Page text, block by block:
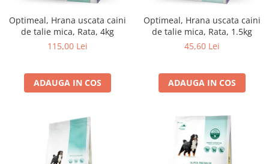
Optimeal, Hrana uscata caini
de talie mica, Rata, 4kg
115,00 Lei
ADAUGA IN COS
Optimeal, Hrana uscata caini
de talie mica, Rata, 1.5kg
45,60 Lei
ADAUGA IN COS